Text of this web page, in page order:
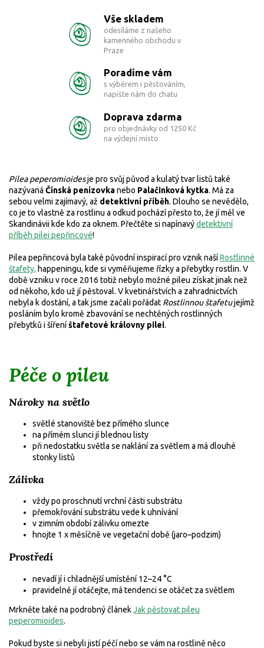
Vše skladem
odesíláme z našeho
kamenného obchodu v
Praze
Poradíme vám
s výběrem i pěstováním,
napište nám do chatu
Doprava zdarma
pro objednávky od 1250 Kč
na výdejní místo
Pilea peperomioidesje pro svůj původ a kulatý tvar listů také
nazývaná Čínská penízovkanebo Palačinková kytka. Má za
sebou velmi zajímavý, až detektivní příběh. Dlouho se nevědělo,
co je to vlastně za rostlinu a odkud pochází přesto to, že jí měl ve
Skandinávii kde kdo za oknem. Přečtěte si napínavýdetektivní
příběh pilei pepřincové!
Pilea pepřincová byla také původní inspirací pro vznik našíRostlinné
štafety, happeningu, kde si vyměňujeme řízky a přebytky rostlin. V
době vzniku v roce 2016 totiž nebylo možné pileu získat jinak než
od někoho, kdo už jí pěstoval. V kvetinářstvích a zahradnictvích
nebyla k dostání, a tak jsme začali pořádat Rostlinnou štafetujejímž
posláním bylo kromě zbavování se nechtěných rostlinných
přebytků i šířeníštafetové královny pilei.
Péče o pileu
Nároky na světlo
světlé stanoviště bez přímého slunce
na přímém slunci jí blednou listy
při nedostatku světla se naklání za světlem a má dlouhé
stonky listů
Zálivka
vždy po proschnutí vrchní části substrátu
přemokřování substrátu vede k uhnívání
v zimním období zálivku omezte
hnojte 1 x měsíčně ve vegetační době (jaro–podzim)
Prostředí
nevadí jí i chladnější umístění 12–24 °C
pravidelně jí otáčejte, má tendenci se otáčet za světlem
Mrkněte také na podrobný článekJak pěstovat pileu
peperomioides.
Pokud byste si nebyli jistí péčí nebo se vám na rostlině něco